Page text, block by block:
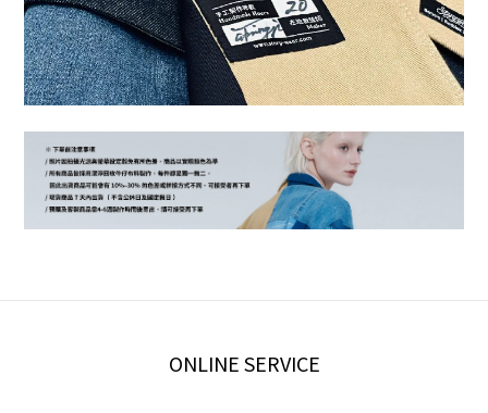
ONLINE SERVICE